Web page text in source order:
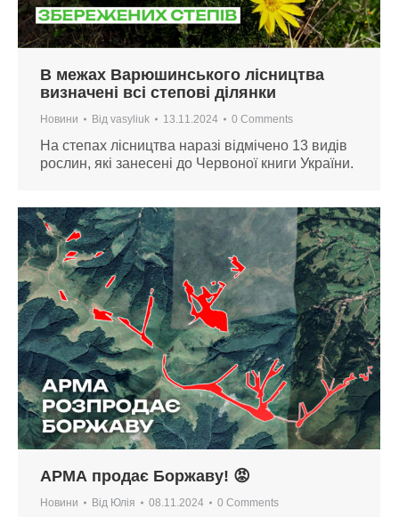
В межах Варюшинського лісництва
визначені всі степові ділянки
Новини Від vasyliuk 13.11.2024 0 Comments
На степах лісництва наразі відмічено 13 видів
рослин, які занесені до Червоної книги України.
АРМА продає Боржаву! 😡
Новини Від Юлія 08.11.2024 0 Comments